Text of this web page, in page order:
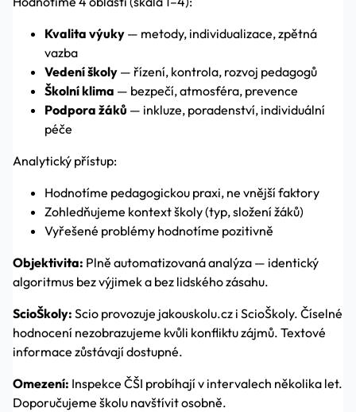
Kvalita výuky — metody, individualizace, zpětná
vazba
Vedení školy — řízení, kontrola, rozvoj pedagogů
Školní klima — bezpečí, atmosféra, prevence
Podpora žáků — inkluze, poradenství, individuální
péče
Analytický přístup:
Hodnotíme pedagogickou praxi, ne vnější faktory
Zohledňujeme kontext školy (typ, složení žáků)
Vyřešené problémy hodnotíme pozitivně
Objektivita: Plně automatizovaná analýza — identický
algoritmus bez výjimek a bez lidského zásahu.
ScioŠkoly: Scio provozuje jakouskolu.cz i ScioŠkoly. Číselné
hodnocení nezobrazujeme kvůli konfliktu zájmů. Textové
informace zůstávají dostupné.
Omezení: Inspekce ČŠI probíhají v intervalech několika let.
Doporučujeme školu navštívit osobně.